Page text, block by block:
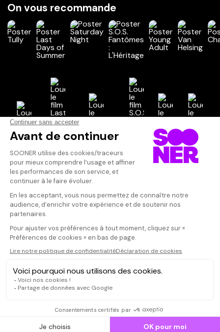
On vous recommande
Vos avis
Donnez votre avis
Votre note
Votre commentaire
Il faut vous connecter pour
publier un avis
CONNEXION